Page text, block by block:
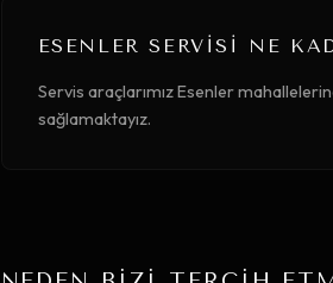
ESENLER SERVISI NE
Servis araçlarımız Esenler
sağlamaktayız.